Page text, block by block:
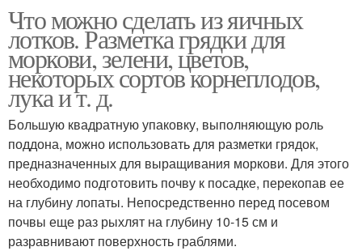
Что можно сделать из яичных
лотков. Разметка грядки для
моркови, зелени, цветов,
некоторых сортов корнеплодов,
лука и т. д.
Большую квадратную упаковку, выполняющую роль
поддона, можно использовать для разметки грядок,
предназначенных для выращивания моркови. Для этого
необходимо подготовить почву к посадке, перекопав ее
на глубину лопаты. Непосредственно перед посевом
почвы еще раз рыхлят на глубину 10-15 см и
разравнивают поверхность граблями.